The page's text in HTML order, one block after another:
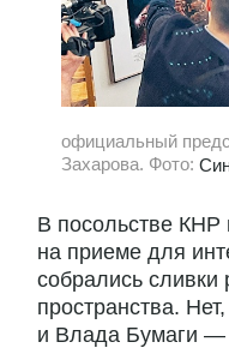
официальный
Захарова. Фото:
В посольстве КНР
на приеме для
собрались сливки
пространства.
и Влада Бумаги —